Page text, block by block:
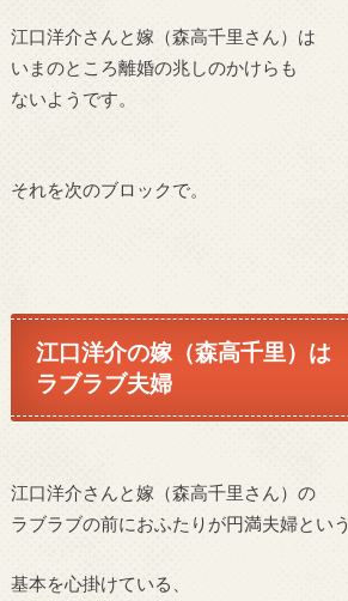
江口洋介さんと嫁（森高千里さん）は
いまのところ離婚の兆しのかけらも
ないようです。
それを次のブロックで。
江口洋介の嫁（森高千里）は
ラブラブ夫婦
江口洋介さんと嫁（森高千里さん）の
ラブラブの前におふたりが円満夫婦という
基本を心掛けている、